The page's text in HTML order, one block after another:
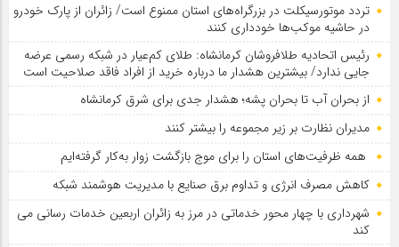
تردد موتورسیکلت در بزرگراه‌های استان ممنوع است/ زائران از پارک خودرو
در حاشیه موکب‌ها خودداری کنند
رئیس اتحادیه طلافروشان کرمانشاه: طلای کم‌عیار در شبکه رسمی عرضه
جایی ندارد/ بیشترین هشدار ما درباره خرید از افراد فاقد صلاحیت است
از بحران آب تا بحران پشه؛ هشدار جدی برای شرق کرمانشاه
مدیران نظارت بر زیر مجموعه را بیشتر کنند
همه ظرفیت‌های استان را برای موج بازگشت زوار به‌کار گرفته‌ایم
کاهش مصرف انرژی و تداوم برق صنایع با مدیریت هوشمند شبکه
شهرداری با چهار محور خدماتی در مرز به زائران اربعین خدمات رسانی می
کند